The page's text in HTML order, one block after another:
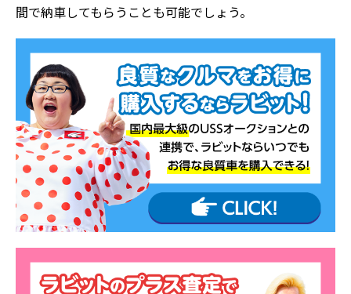
間で納車してもらうことも可能でしょう。